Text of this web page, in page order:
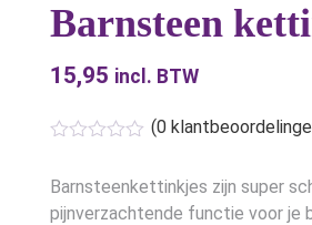
Barnsteen
15,95 incl. BTW
(0
Barnsteenkettinkjes zijn super
pijnverzachtende functie voor je